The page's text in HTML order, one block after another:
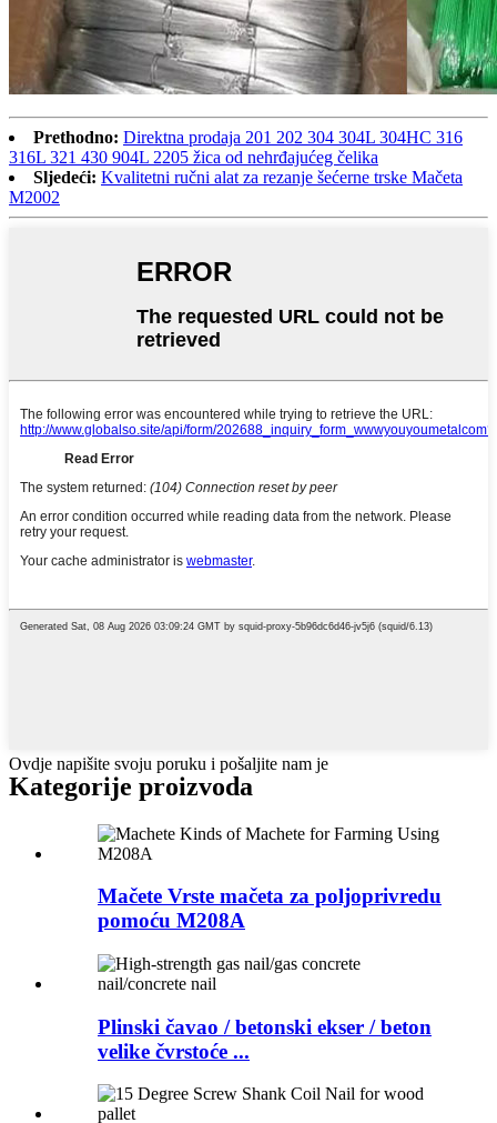
Prethodno: Direktna prodaja 201 202 304 304L 304HC 316
316L 321 430 904L 2205 žica od nehrđajućeg čelika
Sljedeći: Kvalitetni ručni alat za rezanje šećerne trske Mačeta
M2002
Ovdje napišite svoju poruku i pošaljite nam je
Kategorije proizvoda
Mačete Vrste mačeta za poljoprivredu
pomoću M208A
Plinski čavao / betonski ekser / beton
velike čvrstoće ...